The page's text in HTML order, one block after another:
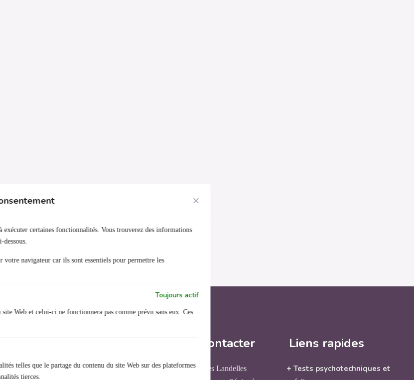
certaines fonctionnalités. Vous trouverez des informations
dessous.
votre navigateur car ils sont essentiels pour permettre les
Toujours actif
Web et celui-ci ne fonctionnera pas comme prévu sans eux. Ces
telles que le partage du contenu du site Web sur des plateformes
tierces.
Nous contacter
31 rue des Landelles
Liens rapides
+ Tests psychotechniques et